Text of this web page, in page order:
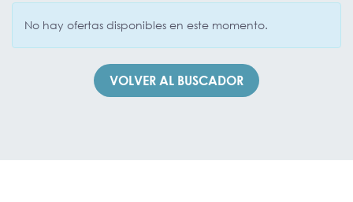
No hay ofertas disponibles en este momento.
VOLVER AL BUSCADOR